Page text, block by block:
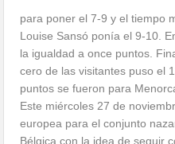
para poner el 7-9 y el tiempo
Louise Sansó ponía el 9-10.
la igualdad a once puntos.
cero de las visitantes puso el
puntos se fueron para
Este miércoles 27 de
europea para el conjunto
Bélgica con la idea de seguir